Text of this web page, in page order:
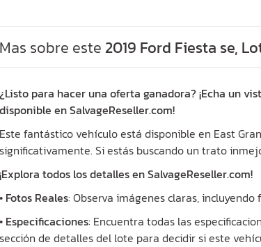
Mas sobre este 2019 Ford Fiesta se,
¿Listo para hacer una oferta ganadora? ¡Echa un
disponible en SalvageReseller.com!
Este fantástico vehículo está disponible en East
significativamente. Si estás buscando un trato
¡Explora todos los detalles en SalvageReseller.com!
• Fotos Reales: Observa imágenes claras,
• Especificaciones: Encuentra todas las
sección de detalles del lote para decidir si este